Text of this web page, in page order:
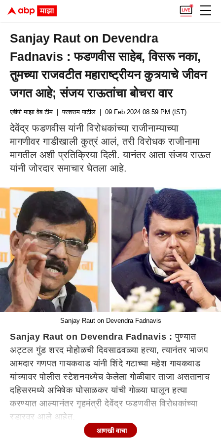
Sanjay Raut on Devendra
Fadnavis : फडणवीस साहेब, विसरू नका,
तुमच्या राजवटीत महाराष्ट्रीयन कुत्र्याचे जीवन
जगत आहे; संजय राऊतांचा बोचरा वार
एबीपी माझा वेब टीम | परशराम पाटील | 09 Feb 2024 08:59 PM (IST)
देवेंद्र फडणवीस यांनी विरोधकांच्या राजीनाम्याच्या
मागणीवर गाडीखाली कुत्रं आलं, तरी विरोधक राजीनामा
मागतील अशी प्रतिक्रिया दिली. यानंतर आता संजय राऊत
यांनी जोरदार समाचार घेतला आहे.
Sanjay Raut on Devendra Fadnavis
Sanjay Raut on Devendra Fadnavis :पुण्यात
अट्टल गुंड शरद मोहोळची दिवसाढवळ्या हत्या, त्यानंतर भाजप
आमदार गणपत गायकवाड यांनी शिंदे गटाच्या महेश गायकवाड
यांच्यावर पोलीस स्टेशनमध्येच केलेला गोळीबार ताजा असतानाच
दहिसरमध्ये अभिषेक घोसाळकर यांची गोळ्या घालून हत्या
करण्यात आल्यानंतर गृहमंत्री देवेंद्र फडणवीस विरोधकांच्या
रडारवर आले आहेत.
तुमच्या राजवटीत महाराष्ट्रीयन कुत्र्याचे जीवन जगत आहे
आणखी वाचा